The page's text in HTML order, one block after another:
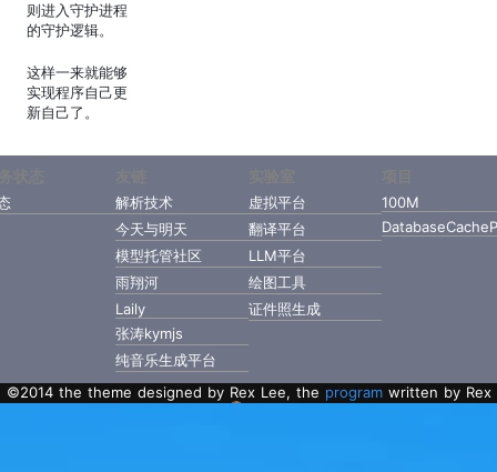
则进入守护进程
的守护逻辑。
这样一来就能够
实现程序自己更
新自己了。
解析技术
今天与明天
模型托管社区
雨翔河
Laily
张涛kymjs
纯音乐生成平台
虚拟平台
翻译平台
LLM平台
绘图工具
证件照生成
100M
©2014 the theme designed by Rex Lee, the programwritten by Rex